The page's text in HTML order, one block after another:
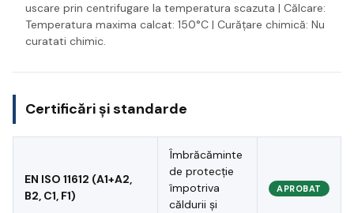
uscare prin centrifugare la temperatura scazuta | Călcare:
Temperatura maxima calcat: 150°C | Curățare chimică: Nu
curatati chimic.
Certificări și standarde
EN ISO 11612 (A1+A2,
B2, C1, F1)
Îmbrăcăminte
de protecție
împotriva
căldurii și
APROBAT